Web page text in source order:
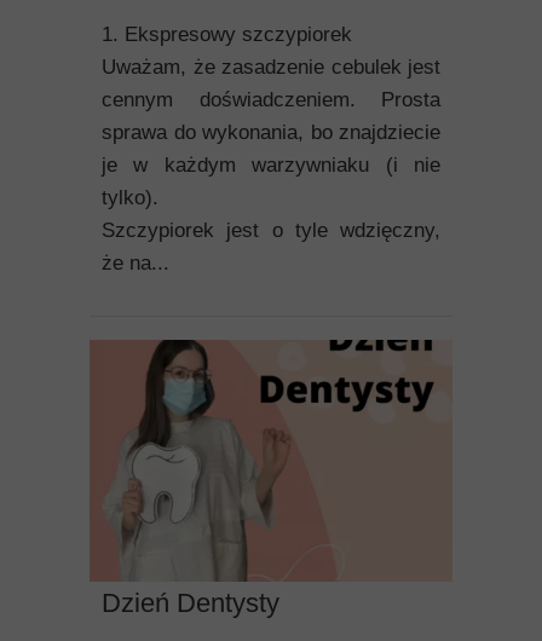
1. Ekspresowy szczypiorek
Uważam, że zasadzenie cebulek jest
cennym doświadczeniem. Prosta
sprawa do wykonania, bo znajdziecie
je w każdym warzywniaku (i nie
tylko).
Szczypiorek jest o tyle wdzięczny,
że na...
Dzień Dentysty